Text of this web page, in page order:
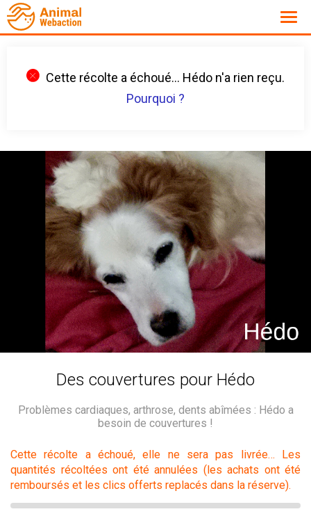
Cette récolte a échoué... Hédo n'a rien reçu.
Pourquoi ?
Des couvertures pour Hédo
Problèmes cardiaques, arthrose, dents abîmées : Hédo a
besoin de couvertures !
Cette récolte a échoué, elle ne sera pas livrée… Les
quantités récoltées ont été annulées (les achats ont été
remboursés et les clics offerts replacés dans la réserve).